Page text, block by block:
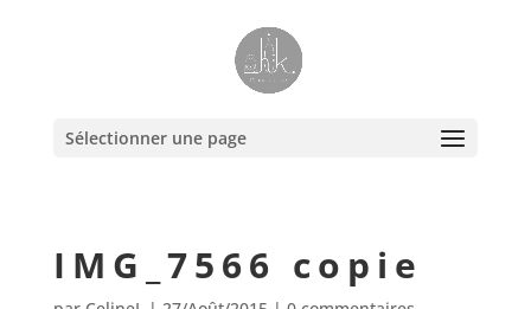
Sélectionner une page
IMG_7566 copie